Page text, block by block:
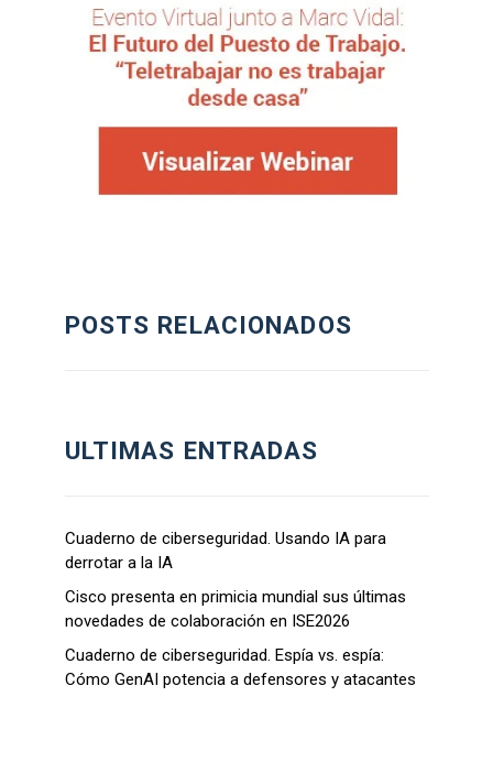
POSTS RELACIONADOS
ULTIMAS ENTRADAS
Cuaderno de ciberseguridad. Usando IA para
derrotar a la IA
Cisco presenta en primicia mundial sus últimas
novedades de colaboración en ISE2026
Cuaderno de ciberseguridad. Espía vs. espía:
Cómo GenAI potencia a defensores y atacantes